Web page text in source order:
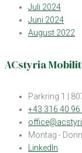
Juli 2024
Juni 2024
August 2022
ACstyria
Parkring 1 |
+43 316 40 96
Montag -
LinkedIn